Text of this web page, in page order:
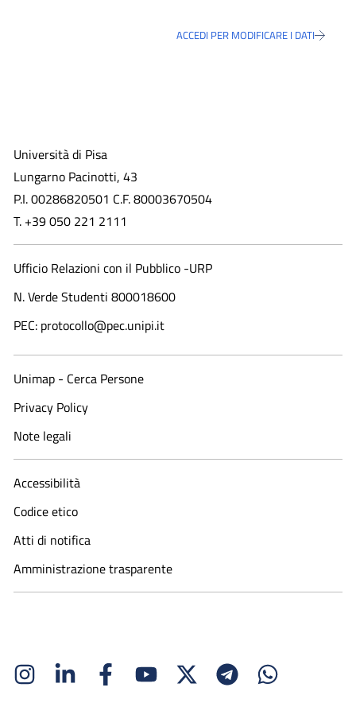
ACCEDI PER MODIFICARE I DATI
Università di Pisa
Lungarno Pacinotti, 43
P.I. 00286820501 C.F. 80003670504
T. +39 050 221 2111
Ufficio Relazioni con il Pubblico -URP
N. Verde Studenti 800018600​
PEC: protocollo@pec.unipi.it
Unimap - Cerca Persone
Privacy Policy
Note legali
Accessibilità
Codice etico
Atti di notifica
Amministrazione trasparente